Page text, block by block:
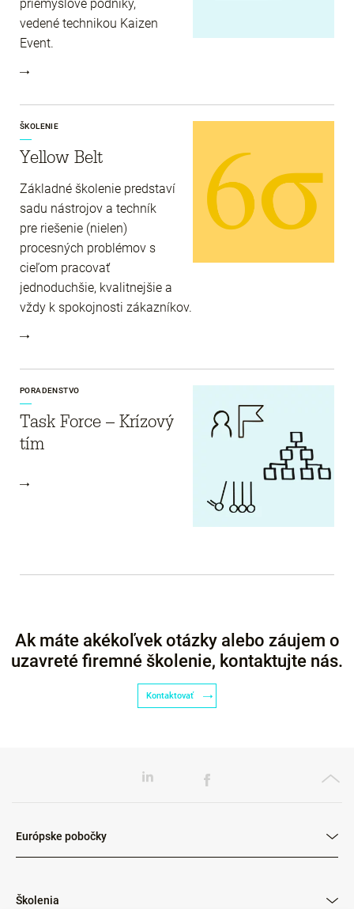
priemyslové podniky,
vedené technikou Kaizen
Event.
ŠKOLENIE
Yellow Belt
Základné školenie predstaví
sadu nástrojov a techník
pre riešenie (nielen)
procesných problémov s
cieľom pracovať
jednoduchšie, kvalitnejšie a
vždy k spokojnosti zákazníkov.
PORADENSTVO
Task Force – Krízový
tím
Ak máte akékoľvek otázky alebo záujem o
uzavreté firemné školenie, kontaktujte nás.
Kontaktovať
Európske pobočky
Školenia